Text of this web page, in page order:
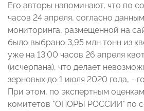
Его авторы напоминают, что по
часов 24 апреля, согласно
мониторинга, размещенной на
было выбрано 3,95 млн тонн из
уже на 13:00 часов 26 апреля
(исчерпана), что делает
зерновых до 1 июля 2020 года, -
При этом, по экспертным
комитетов "ОПОРЫ РОССИИ" по